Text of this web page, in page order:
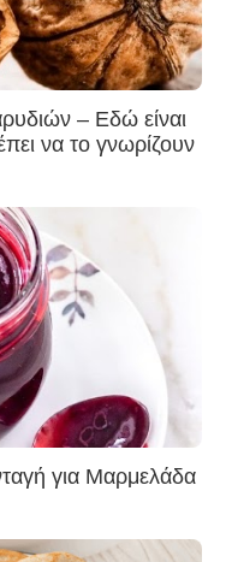
– Εδώ είναι
να το γνωρίζουν
για Μαρμελάδα